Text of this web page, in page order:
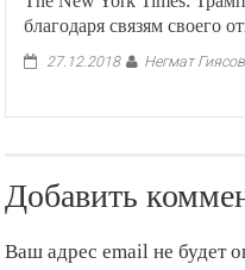
благодаря связям своего
27.12.2018 Негмат Гиясов
Добавить
Ваш адрес email не будет